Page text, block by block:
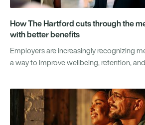
How The Hartford cuts through the
with better benefits
Employers are increasingly recognizing
a way to improve wellbeing, retention,